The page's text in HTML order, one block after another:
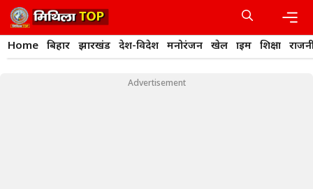
Skip
to
content
Home बिहार झारखंड देश-विदेश मनोरंजन खेल क्राइम शिक्षा
Advertisement